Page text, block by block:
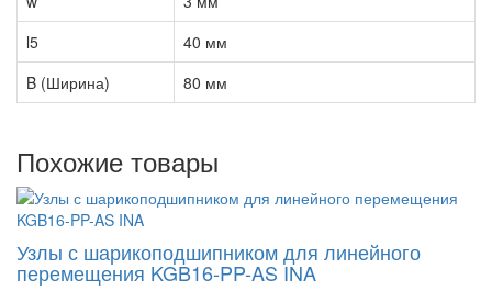
l5
40 мм
B (Ширина)
80 мм
Похожие товары
Узлы с шарикоподшипником для линейного
перемещения KGB16-PP-AS INA